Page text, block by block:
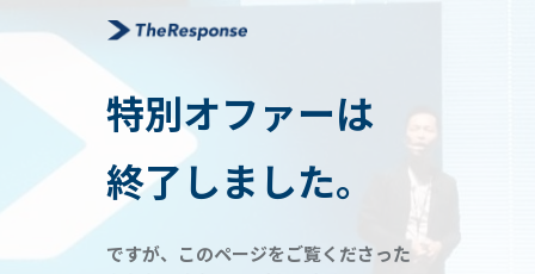
特別オファーは
終了しました。
ですが、このページをご覧くださった